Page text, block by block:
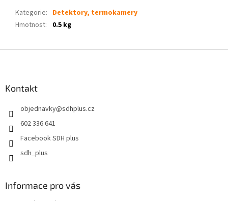
Kategorie: Detektory, termokamery
Hmotnost: 0.5 kg
Kontakt
objednavky@sdhplus.cz
602 336 641
Facebook SDH plus
sdh_plus
Informace pro vás